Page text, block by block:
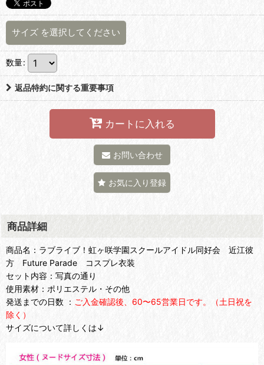
サイズ を選択してください
数量:
返品特約に関する重要事項
カートに入れる
お問い合わせ
お気に入り登録
商品詳細
商品名：ラブライブ！虹ヶ咲学園スクールアイドル同好会 近江彼
方 Future Parade コスプレ衣装
セット内容：写真の通り
使用素材：ポリエステル・その他
発送までの日数 ： ご入金確認後、60〜65営業日です。（土日祝を
除く）
サイズについて詳しくは↓